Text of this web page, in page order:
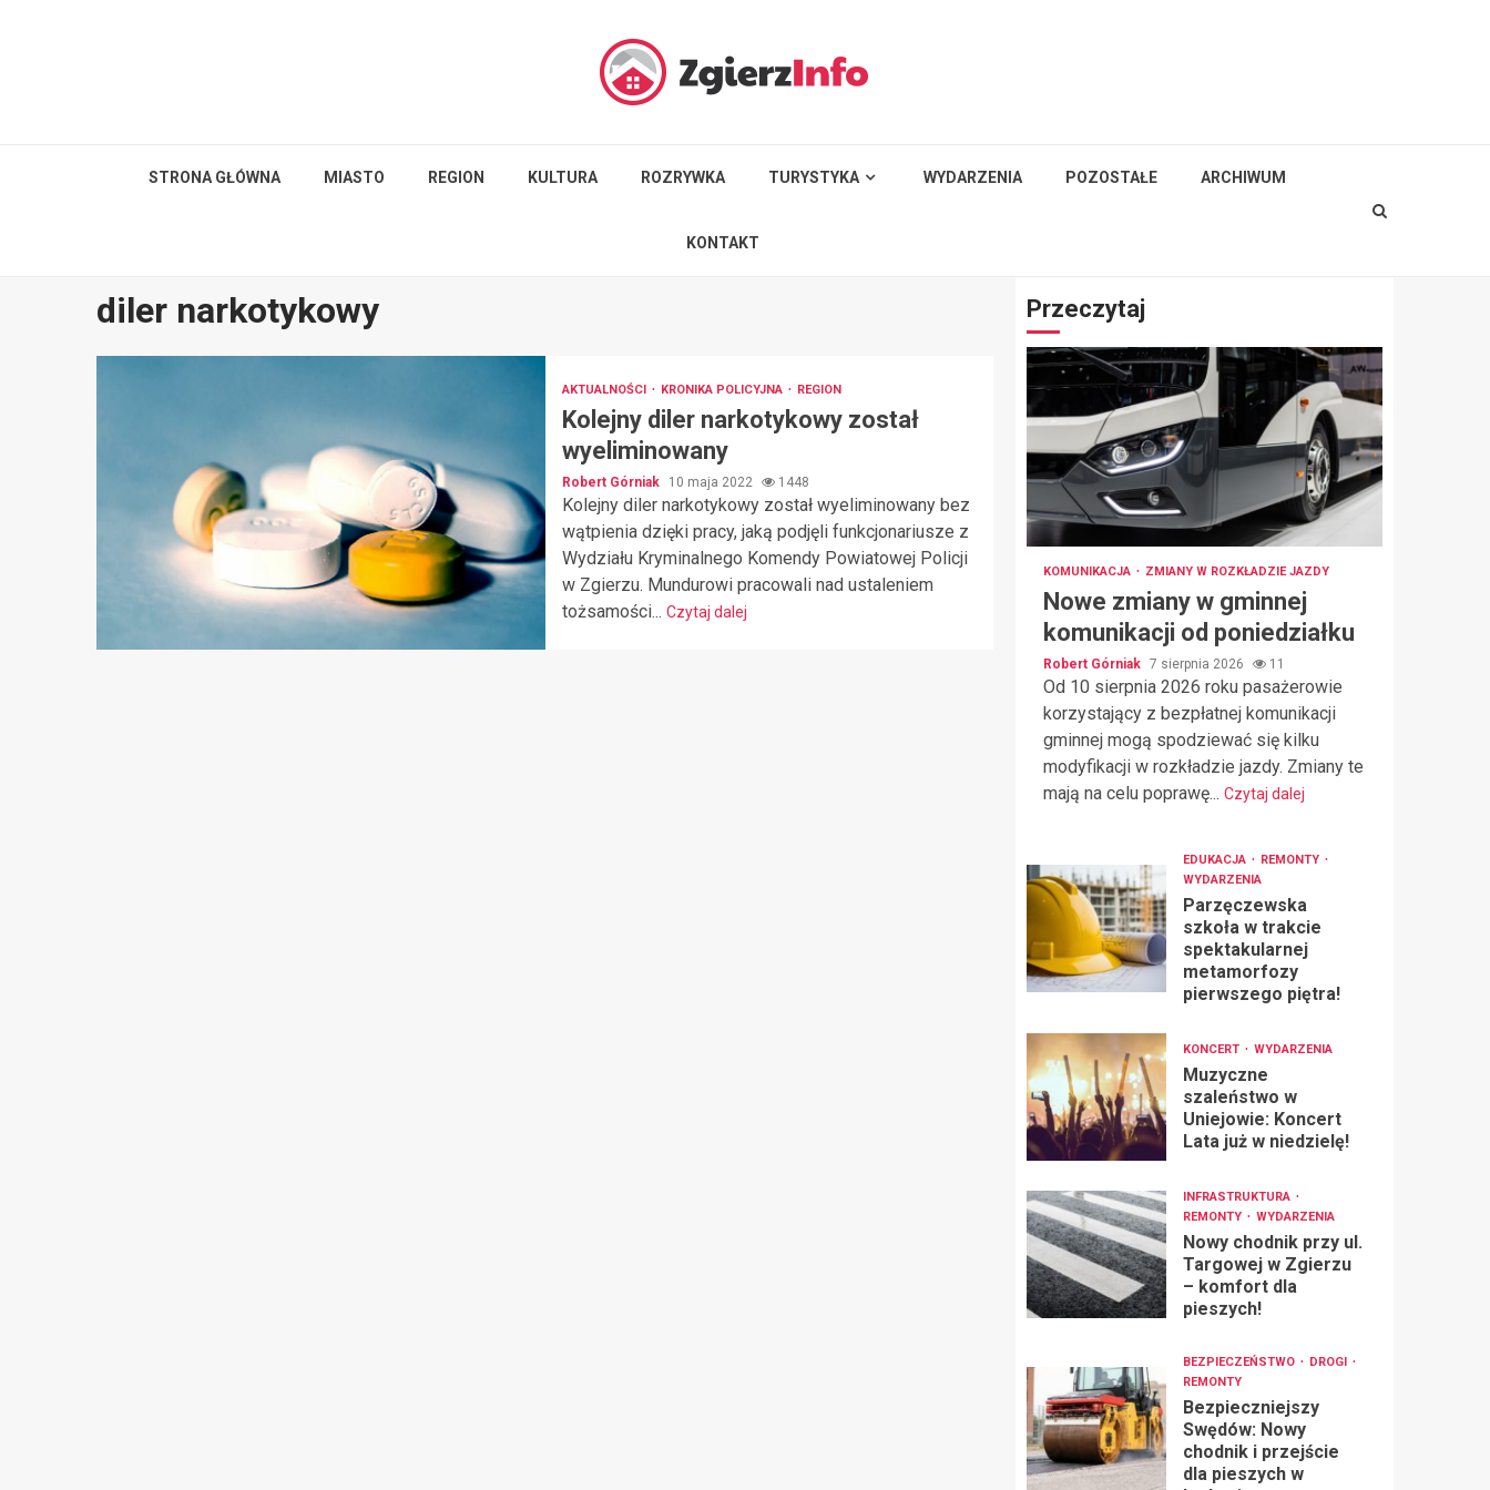
STRONA GŁÓWNA MIASTO REGION KULTURA ROZRYWKA TURYSTYKA WYDARZENIA POZOSTAŁE ARCHIWUM
KONTAKT
diler narkotykowy
AKTUALNOŚCI KRONIKA POLICYJNA REGION
Kolejny diler narkotykowy został
wyeliminowany
Robert Górniak 10 maja 2022 1448
Kolejny diler narkotykowy został wyeliminowany bez
wątpienia dzięki pracy, jaką podjęli funkcjonariusze z
Wydziału Kryminalnego Komendy Powiatowej Policji
w Zgierzu. Mundurowi pracowali nad ustaleniem
tożsamości... Czytaj dalej
Przeczytaj
KOMUNIKACJA ZMIANY W ROZKŁADZIE JAZDY
Nowe zmiany w gminnej
komunikacji od poniedziałku
Robert Górniak 7 sierpnia 2026 11
Od 10 sierpnia 2026 roku pasażerowie
korzystający z bezpłatnej komunikacji
gminnej mogą spodziewać się kilku
modyfikacji w rozkładzie jazdy. Zmiany te
mają na celu poprawę... Czytaj dalej
EDUKACJA
REMONTY
WYDARZENIA
Parzęczewska
szkoła w trakcie
spektakularnej
metamorfozy
pierwszego piętra!
KONCERT WYDARZENIA
Muzyczne
szaleństwo w
Uniejowie: Koncert
Lata już w niedzielę!
INFRASTRUKTURA
REMONTY
WYDARZENIA
Nowy chodnik przy ul.
Targowej w Zgierzu
– komfort dla
pieszych!
BEZPIECZEŃSTWO
DROGI
REMONTY
Bezpieczniejszy
Swędów: Nowy
chodnik i przejście
dla pieszych w